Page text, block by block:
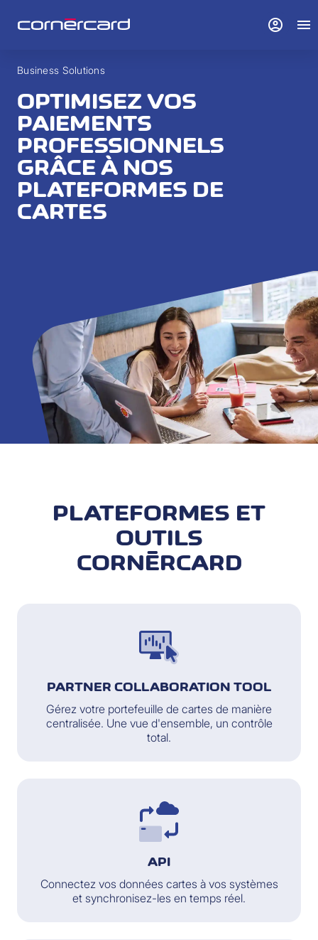
Business Solutions
OPTIMISEZ VOS
PAIEMENTS
PROFESSIONNELS
GRÂCE À NOS
PLATEFORMES DE
CARTES
PLATEFORMES ET
OUTILS
CORNÈRCARD
PARTNER COLLABORATION TOOL
Gérez votre portefeuille de cartes de manière
centralisée. Une vue d'ensemble, un contrôle
total.
API
Connectez vos données cartes à vos systèmes
et synchronisez-les en temps réel.
account_circle menu